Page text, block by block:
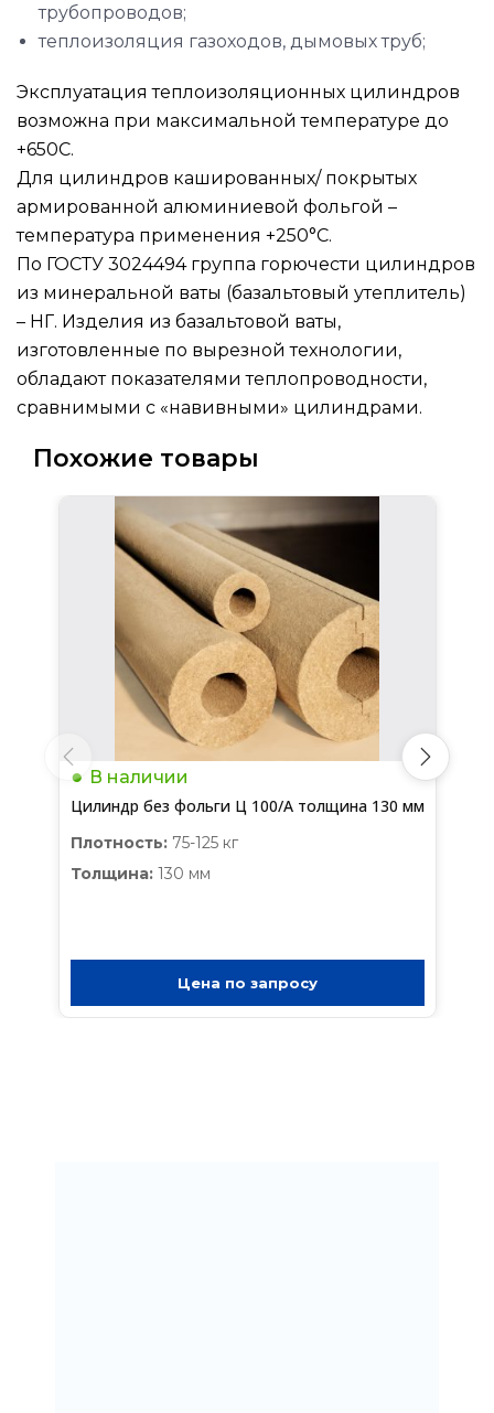
трубопроводов;
теплоизоляция газоходов, дымовых труб;
Эксплуатация теплоизоляционных цилиндров
возможна при максимальной температуре до
+650C.
Для цилиндров кашированных/ покрытых
армированной алюминиевой фольгой –
температура применения +250°С.
По ГОСТУ 3024494 группа горючести цилиндров
из минеральной ваты (базальтовый утеплитель)
– НГ. Изделия из базальтовой ваты,
изготовленные по вырезной технологии,
обладают показателями теплопроводности,
сравнимыми с «навивными» цилиндрами.
Похожие товары
В наличии
Цилиндр без фольги Ц 100/А толщина 130 мм
Плотность:75-125 кг
Толщина:130 мм
Цена по запросу